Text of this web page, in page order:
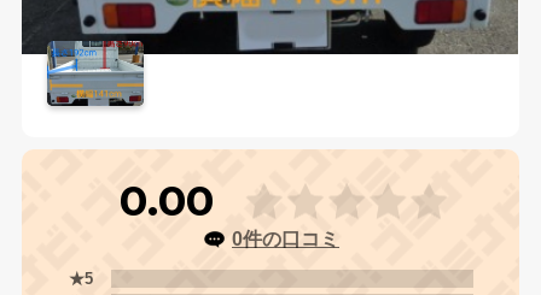
0.00
0件の口コミ
★5